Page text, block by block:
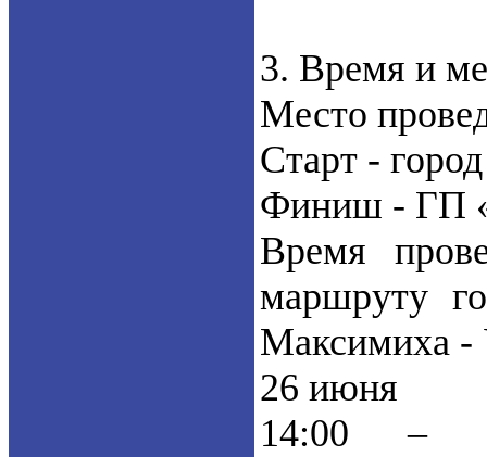
3. Время и
Место
Старт -
Финиш - ГП
Время
маршруту
Максимиха -
26 июня
14:00 –